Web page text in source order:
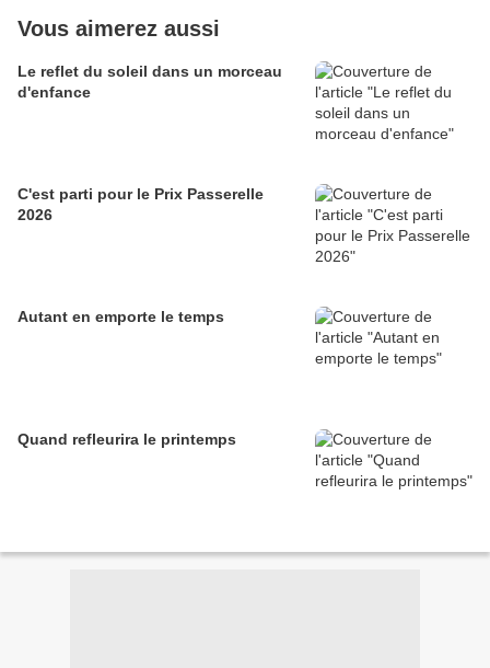
Vous aimerez aussi
Le reflet du soleil dans un morceau
d'enfance
C'est parti pour le Prix Passerelle
2026
Autant en emporte le temps
Quand refleurira le printemps